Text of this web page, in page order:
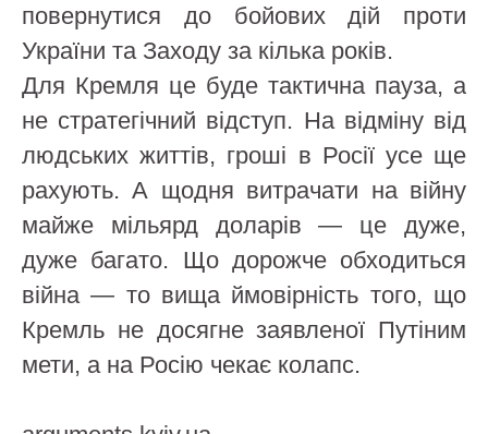
повернутися до бойових дій проти
України та Заходу за кілька років.
Для Кремля це буде тактична пауза, а
не стратегічний відступ. На відміну від
людських життів, гроші в Росії усе ще
рахують. А щодня витрачати на війну
майже мільярд доларів — це дуже,
дуже багато. Що дорожче обходиться
війна — то вища ймовірність того, що
Кремль не досягне заявленої Путіним
мети, а на Росію чекає колапс.